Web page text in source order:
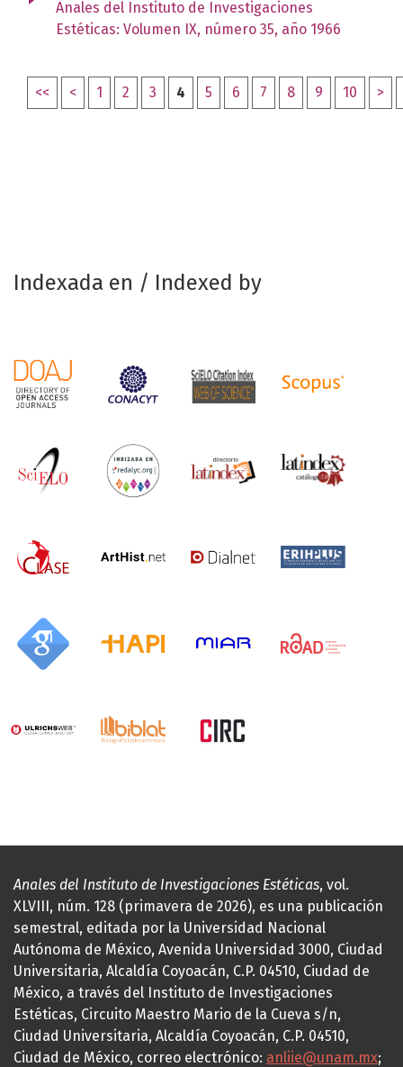
Anales del Instituto de Investigaciones
Estéticas: Volumen IX, número 35, año 1966
<< < 1 2 3 4 5 6 7 8 9 10 >
Indexada en / Indexed by
Anales del Instituto de Investigaciones Estéticas, vol.
XLVIII, núm. 128 (primavera de 2026), es una publicación
semestral, editada por la Universidad Nacional
Autónoma de México, Avenida Universidad 3000, Ciudad
Universitaria, Alcaldía Coyoacán, C.P. 04510, Ciudad de
México, a través del Instituto de Investigaciones
Estéticas, Circuito Maestro Mario de la Cueva s/n,
Ciudad Universitaria, Alcaldía Coyoacán, C.P. 04510,
Ciudad de México, correo electrónico: anliie@unam.mx;